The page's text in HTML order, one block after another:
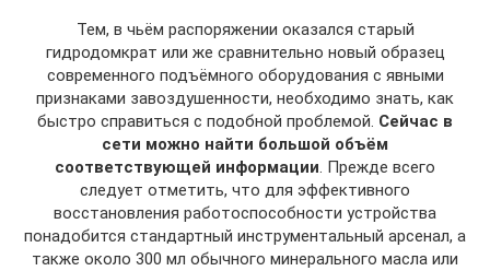
Тем, в чьём распоряжении оказался старый
гидродомкрат или же сравнительно новый образец
современного подъёмного оборудования с явными
признаками завоздушенности, необходимо знать, как
быстро справиться с подобной проблемой. Сейчас в
сети можно найти большой объём
соответствующей информации. Прежде всего
следует отметить, что для эффективного
восстановления работоспособности устройства
понадобится стандартный инструментальный арсенал, а
также около 300 мл обычного минерального масла или